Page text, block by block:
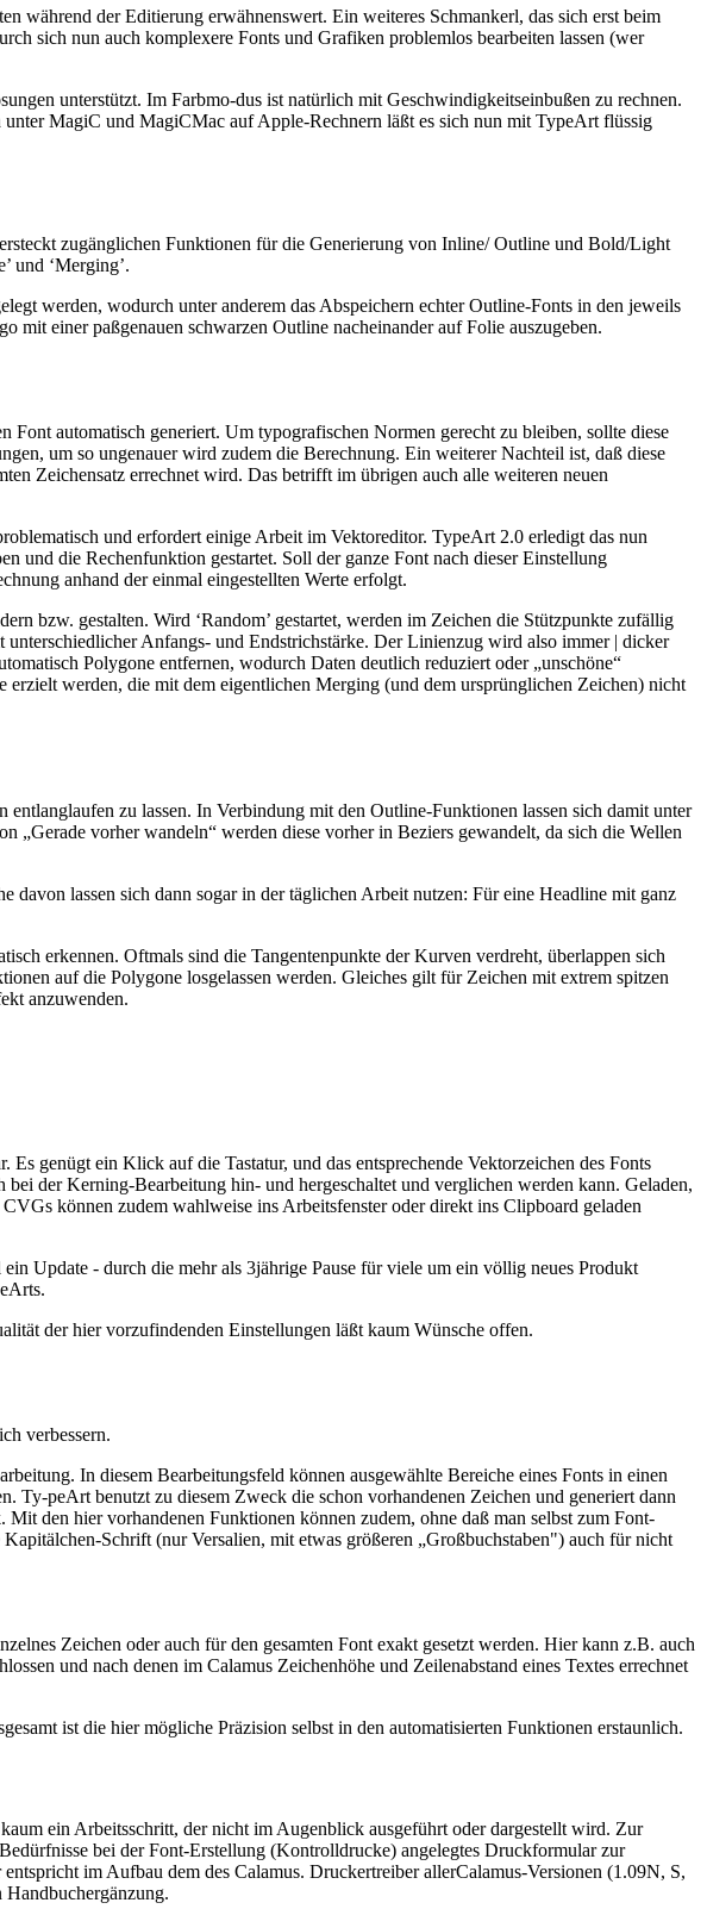
während der Editierung erwähnenswert. Ein weiteres Schmankerl, das sich erst beim
sich nun auch komplexere Fonts und Grafiken problemlos bearbeiten lassen (wer
unterstützt. Im Farbmo-dus ist natürlich mit Geschwindigkeitseinbußen zu rechnen.
MagiC und MagiCMac auf Apple-Rechnern läßt es sich nun mit TypeArt flüssig
zugänglichen Funktionen für die Generierung von Inline/ Outline und Bold/Light
und ‘Merging’.
werden, wodurch unter anderem das Abspeichern echter Outline-Fonts in den jeweils
mit einer paßgenauen schwarzen Outline nacheinander auf Folie auszugeben.
automatisch generiert. Um typografischen Normen gerecht zu bleiben, sollte diese
um so ungenauer wird zudem die Berechnung. Ein weiterer Nachteil ist, daß diese
Zeichensatz errechnet wird. Das betrifft im übrigen auch alle weiteren neuen
und erfordert einige Arbeit im Vektoreditor. TypeArt 2.0 erledigt das nun
und die Rechenfunktion gestartet. Soll der ganze Font nach dieser Einstellung
anhand der einmal eingestellten Werte erfolgt.
bzw. gestalten. Wird ‘Random’ gestartet, werden im Zeichen die Stützpunkte zufällig
Anfangs- und Endstrichstärke. Der Linienzug wird also immer | dicker
Polygone entfernen, wodurch Daten deutlich reduziert oder „unschöne“
werden, die mit dem eigentlichen Merging (und dem ursprünglichen Zeichen) nicht
zu lassen. In Verbindung mit den Outline-Funktionen lassen sich damit unter
„Gerade vorher wandeln“ werden diese vorher in Beziers gewandelt, da sich die Wellen
lassen sich dann sogar in der täglichen Arbeit nutzen: Für eine Headline mit ganz
erkennen. Oftmals sind die Tangentenpunkte der Kurven verdreht, überlappen sich
auf die Polygone losgelassen werden. Gleiches gilt für Zeichen mit extrem spitzen
anzuwenden.
genügt ein Klick auf die Tastatur, und das entsprechende Vektorzeichen des Fonts
der Kerning-Bearbeitung hin- und hergeschaltet und verglichen werden kann. Geladen,
können zudem wahlweise ins Arbeitsfenster oder direkt ins Clipboard geladen
Update - durch die mehr als 3jährige Pause für viele um ein völlig neues Produkt
der hier vorzufindenden Einstellungen läßt kaum Wünsche offen.
verbessern.
In diesem Bearbeitungsfeld können ausgewählte Bereiche eines Fonts in einen
Ty-peArt benutzt zu diesem Zweck die schon vorhandenen Zeichen und generiert dann
den hier vorhandenen Funktionen können zudem, ohne daß man selbst zum Font-
Schrift (nur Versalien, mit etwas größeren „Großbuchstaben") auch für nicht
Zeichen oder auch für den gesamten Font exakt gesetzt werden. Hier kann z.B. auch
und nach denen im Calamus Zeichenhöhe und Zeilenabstand eines Textes errechnet
ist die hier mögliche Präzision selbst in den automatisierten Funktionen erstaunlich.
ein Arbeitsschritt, der nicht im Augenblick ausgeführt oder dargestellt wird. Zur
bei der Font-Erstellung (Kontrolldrucke) angelegtes Druckformular zur
im Aufbau dem des Calamus. Druckertreiber allerCalamus-Versionen (1.09N, S,